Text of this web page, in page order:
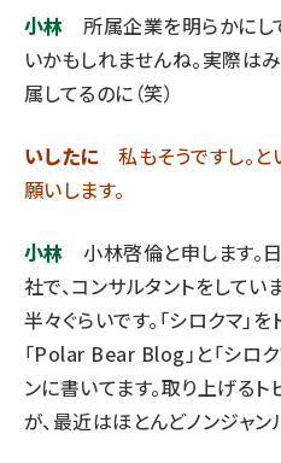
小林 所属企業を明らかにし
いかもしれませんね。実際は
属してるのに（笑）
いしたに私もそうですし。と
願いします。
小林 小林啓倫と申します。
社で、コンサルタントをして
半々ぐらいです。「シロクマ」
「Polar Bear Blog」と「シロ
ンに書いてます。取り上げる
が、最近はほとんどノンジャン